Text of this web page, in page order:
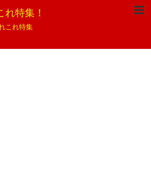
特集！
これ特集